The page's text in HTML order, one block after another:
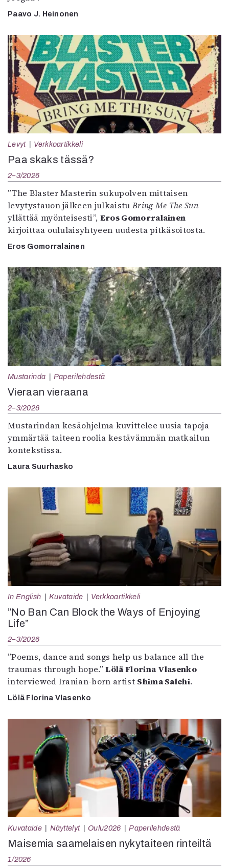
Paavo J. Heinonen
Levyt Verkkoartikkeli
Paa skaks tässä?
2–3/2026
”The Blaster Masterin sukupolven mittaisen
levytystauon jälkeen julkaistu Bring Me The Sun
yllättää myönteisesti”, Eros Gomorralainen
kirjoittaa oululaisyhtyeen uudesta pitkäsoitosta.
Eros Gomorralainen
Mustarinda Paperilehdestä
Vieraan vieraana
2–3/2026
Mustarindan kesäohjelma kuvittelee uusia tapoja
ymmärtää taiteen roolia kestävämmän matkailun
kontekstissa.
Laura Suurhasko
In English Kuvataide Verkkoartikkeli
”No Ban Can Block the Ways of Enjoying
Life”
2–3/2026
”Poems, dance and songs help us balance all the
traumas through hope.”Lölä Florina Vlasenko
interviewed Iranian-born artist Shima Salehi.
Lölä Florina Vlasenko
Kuvataide Näyttelyt Oulu2026 Paperilehdestä
Maisemia saamelaisen nykytaiteen rinteiltä
1/2026